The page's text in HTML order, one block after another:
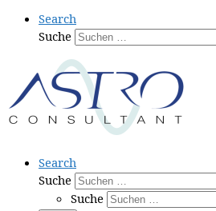
Search
Suche
Search
Suche
Suche